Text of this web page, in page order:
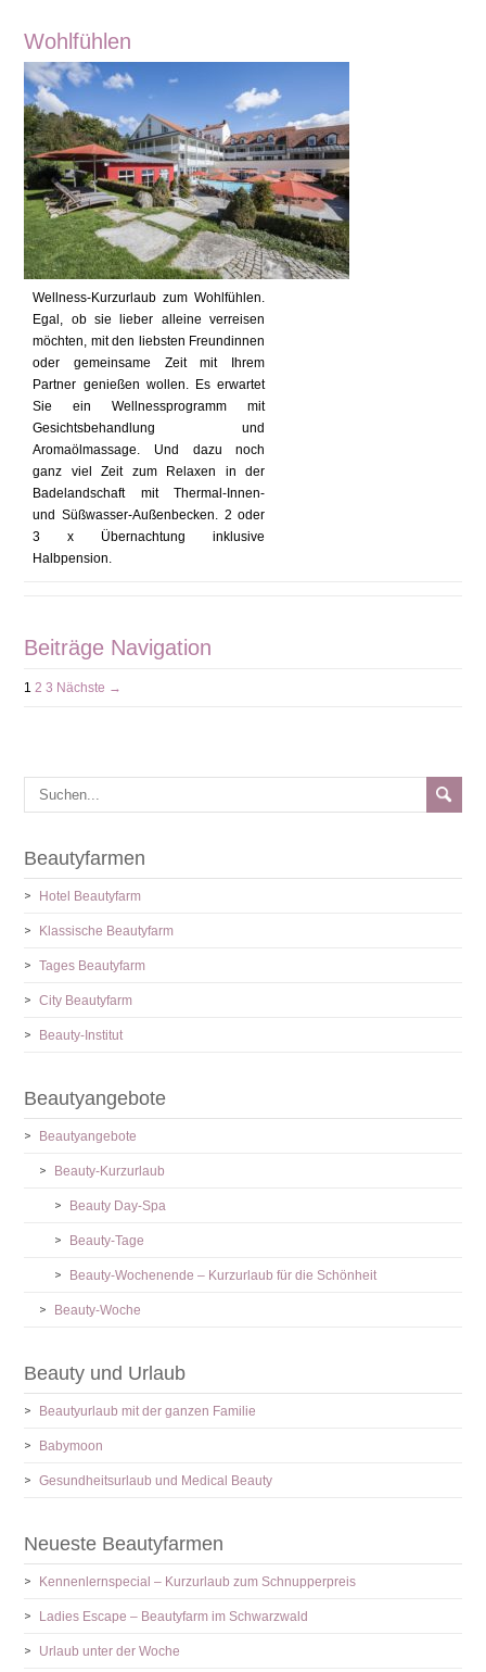
Wohlfühlen
Wellness-Kurzurlaub zum Wohlfühlen.
Egal, ob sie lieber alleine verreisen
möchten, mit den liebsten Freundinnen
oder gemeinsame Zeit mit Ihrem
Partner genießen wollen. Es erwartet
Sie ein Wellnessprogramm mit
Gesichtsbehandlung und
Aromaölmassage. Und dazu noch
ganz viel Zeit zum Relaxen in der
Badelandschaft mit Thermal-Innen-
und Süßwasser-Außenbecken. 2 oder
3 x Übernachtung inklusive
Halbpension.
Beiträge Navigation
1 2 3 Nächste →
Beautyfarmen
Hotel Beautyfarm
Klassische Beautyfarm
Tages Beautyfarm
City Beautyfarm
Beauty-Institut
Beautyangebote
Beautyangebote
Beauty-Kurzurlaub
Beauty Day-Spa
Beauty-Tage
Beauty-Wochenende – Kurzurlaub für die Schönheit
Beauty-Woche
Beauty und Urlaub
Beautyurlaub mit der ganzen Familie
Babymoon
Gesundheitsurlaub und Medical Beauty
Neueste Beautyfarmen
Kennenlernspecial – Kurzurlaub zum Schnupperpreis
Ladies Escape – Beautyfarm im Schwarzwald
Urlaub unter der Woche